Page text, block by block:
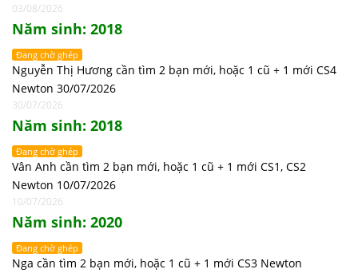
03/08/2026
Năm sinh: 2018
Đang chờ ghép
Nguyễn Thị Hương cần tìm 2 bạn mới, hoặc 1 cũ + 1 mới CS4
Newton 30/07/2026
30/07/2026
Năm sinh: 2018
Đang chờ ghép
Vân Anh cần tìm 2 bạn mới, hoặc 1 cũ + 1 mới CS1, CS2
Newton 10/07/2026
10/07/2026
Năm sinh: 2020
Đang chờ ghép
Nga cần tìm 2 bạn mới, hoặc 1 cũ + 1 mới CS3 Newton